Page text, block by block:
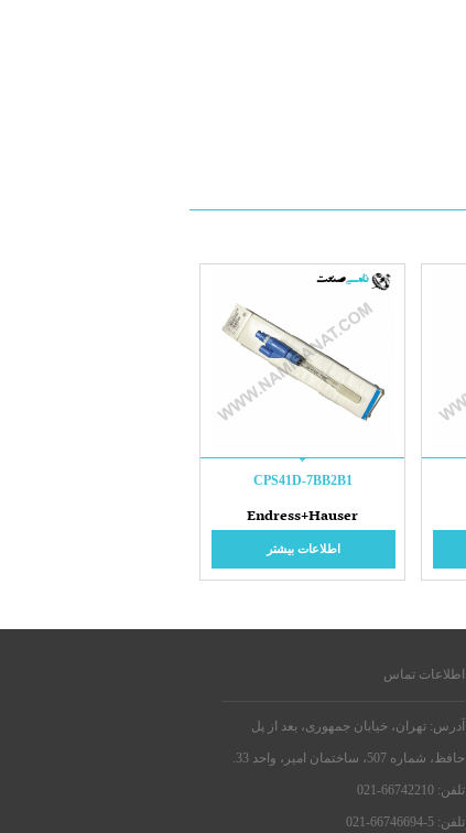
CPS41D-7BB2B1
Endress+Hauser
اطلاعات بیشتر
اطلاعات تماس
آدرس: تهران، خیابان جمهوری، بعد از پل
حافظ، شماره 507، ساختمان امیر، واحد 33.
تلفن: 66742210-021
تلفن: 5-66746694-021